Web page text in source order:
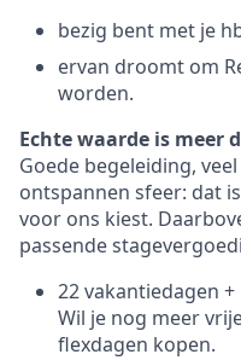
bezig bent met je
ervan droomt om
worden.
Echte waarde is meer
Goede begeleiding,
ontspannen sfeer: dat
voor ons kiest.
passende
22 vakantiedagen
Wil je nog meer
flexdagen kopen.